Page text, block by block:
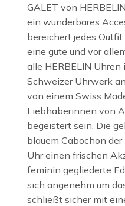
GALET von
ein wunderbares
bereichert jedes
eine gute und vor
alle HERBELIN
Schweizer Uhrwerk
von einem Swiss
Liebhaberinnen von
begeistert sein. Die
blauem Cabochon
Uhr einen frischen
feminin gegliederte
sich angenehm um
schließt sicher mit